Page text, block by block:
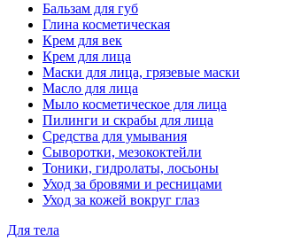
Бальзам для губ
Глина косметическая
Крем для век
Крем для лица
Маски для лица, грязевые маски
Масло для лица
Мыло косметическое для лица
Пилинги и скрабы для лица
Средства для умывания
Сыворотки, мезококтейли
Тоники, гидролаты, лосьоны
Уход за бровями и ресницами
Уход за кожей вокруг глаз
Для тела